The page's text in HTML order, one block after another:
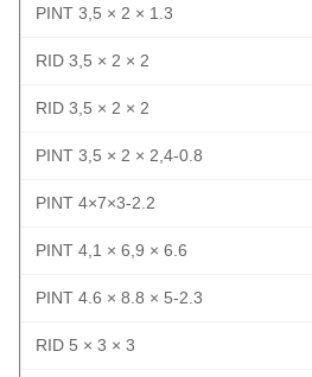
ΡΙΝΤ 3,5 × 2 × 1.3
RID 3,5 × 2 × 2
RID 3,5 × 2 × 2
ΡΙΝΤ 3,5 × 2 × 2,4-0.8
ΡΙΝΤ 4×7×3-2.2
ΡΙΝΤ 4,1 × 6,9 × 6.6
ΡΙΝΤ 4.6 × 8.8 × 5-2.3
RID 5 × 3 × 3